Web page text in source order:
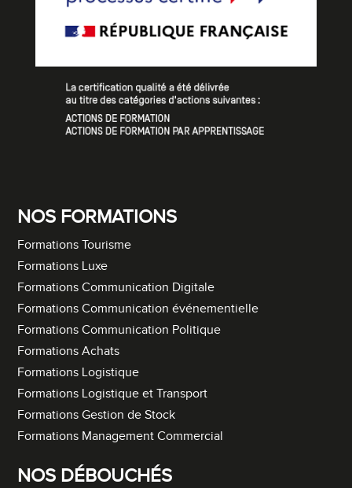
NOS FORMATIONS
Formations Tourisme
Formations Luxe
Formations Communication Digitale
Formations Communication événementielle
Formations Communication Politique
Formations Achats
Formations Logistique
Formations Logistique et Transport
Formations Gestion de Stock
Formations Management Commercial
NOS DÉBOUCHÉS